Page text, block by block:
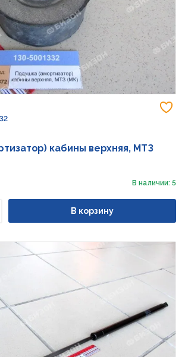
кабины верхняя, МТЗ
В наличии: 5
В корзину